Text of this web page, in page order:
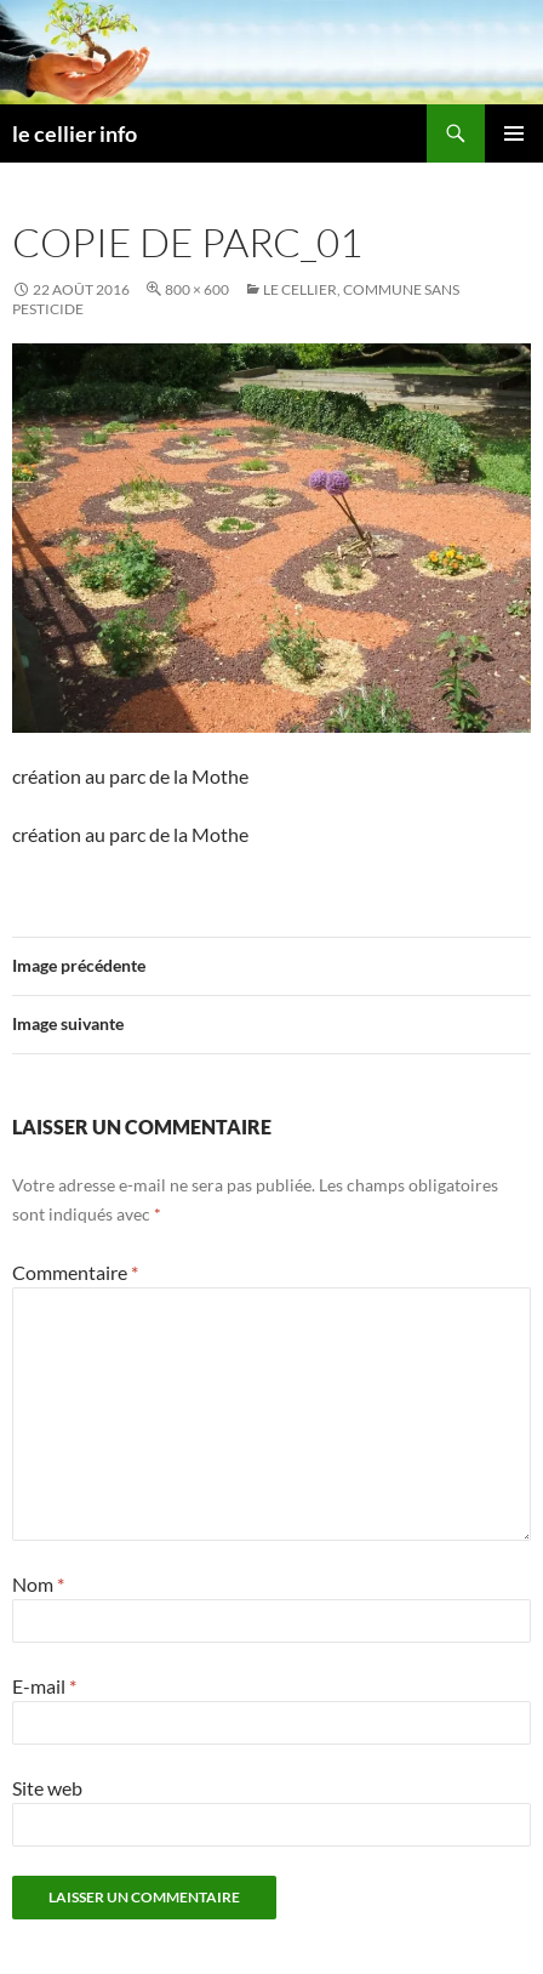
Aller
au
contenu
le cellier info
COPIE DE PARC_01
22 AOÛT 2016 800 × 600
LE CELLIER, COMMUNE SANS
PESTICIDE
création au parc de la Mothe
création au parc de la Mothe
Image précédente
Image suivante
LAISSER UN COMMENTAIRE
Votre adresse e-mail ne sera pas publiée. Les champs obligatoires
sont indiqués avec *
Commentaire *
Nom *
E-mail *
Site web